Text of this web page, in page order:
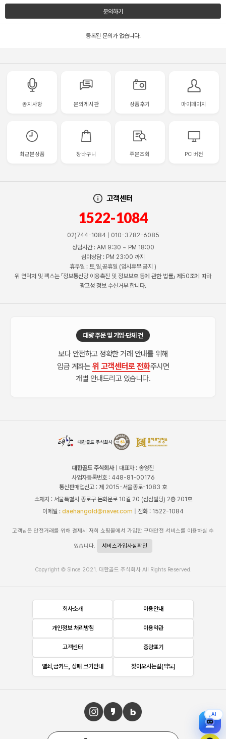
문의하기
등록된 문의가 없습니다.
공지사항 문의게시판 상품후기 마이페이지
최근본상품 장바구니 주문조회 PC 버전
고객센터
1522-1084
02)744-1084 | 010-3782-6085
상담시간 : AM 9:30 ~ PM 18:00
심야상담 : PM 23:00 까지
휴무일 : 토,일,공휴일 (임시휴무 공지 )
위 연락처 및 팩스는 「정보통신망 이용촉진 및 정보보호 등에 관한 법률」 제50조에 따라
광고성 정보 수신거부 합니다.
대량 주문 및 기업·단체 건
보다 안전하고 정확한 거래 안내를 위해
입금 계좌는 위 고객센터로 전화주시면
개별 안내드리고 있습니다.
대한골드 주식회사| 대표자 : 송영진
사업자등록번호 : 448-81-00176
통신판매업신고 : 제 2015-서울종로-1083 호
소재지 : 서울특별시 종로구 돈화문로 10길 20 (삼삼빌딩) 2층 201호
이메일 : daehangold@naver.com | 전화 : 1522-1084
고객님은 안전거래를 위해 결제시 저희 쇼핑몰에서 가입한 구매안전 서비스를 이용하실 수
있습니다. 서비스가입사실확인
Copyright © Since 2021. 대한골드 주식회사 All Rights Reserved.
회사소개 이용안내
개인정보 처리방침 이용약관
고객센터 중량표기
열쇠,금카드, 상패 크기안내 찾아오시는길(약도)
AI